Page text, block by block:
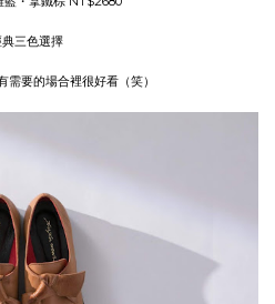
三色選擇
需要的場合裡很好看（笑）